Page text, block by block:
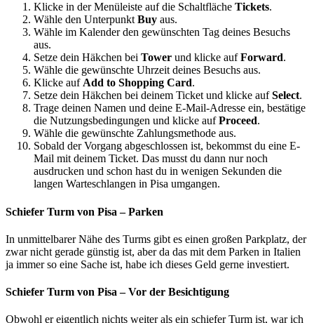
Klicke in der Menüleiste auf die Schaltfläche Tickets.
Wähle den UnterpunktBuy aus.
Wähle im Kalender den gewünschten Tag deines Besuchs
aus.
Setze dein Häkchen bei Tower und klicke aufForward.
Wähle die gewünschte Uhrzeit deines Besuchs aus.
Klicke aufAdd to Shopping Card.
Setze dein Häkchen bei deinem Ticket und klicke aufSelect.
Trage deinen Namen und deine E-Mail-Adresse ein, bestätige
die Nutzungsbedingungen und klicke aufProceed.
Wähle die gewünschte Zahlungsmethode aus.
Sobald der Vorgang abgeschlossen ist, bekommst du eine E-
Mail mit deinem Ticket. Das musst du dann nur noch
ausdrucken und schon hast du in wenigen Sekunden die
langen Warteschlangen in Pisa umgangen.
Schiefer Turm von Pisa – Parken
In unmittelbarer Nähe des Turms gibt es einen großen Parkplatz, der
zwar nicht gerade günstig ist, aber da das mit dem Parken in Italien
ja immer so eine Sache ist, habe ich dieses Geld gerne investiert.
Schiefer Turm von Pisa – Vor der Besichtigung
Obwohl er eigentlich nichts weiter als ein schiefer Turm ist, war ich